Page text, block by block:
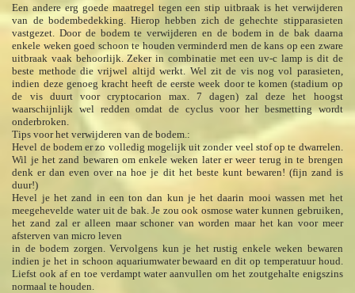
Een andere erg goede maatregel tegen een stip uitbraak is het verwijderen
van de bodembedekking. Hierop hebben zich de gehechte stipparasieten
vastgezet. Door de bodem te verwijderen en de bodem in de bak daarna
enkele weken goed schoon te houden verminderd men de kans op een zware
uitbraak vaak behoorlijk. Zeker in combinatie met een uv-c lamp is dit de
beste methode die vrijwel altijd werkt. Wel zit de vis nog vol parasieten,
indien deze genoeg kracht heeft de eerste week door te komen (stadium op
de vis duurt voor cryptocarion max. 7 dagen) zal deze het hoogst
waarschijnlijk wel redden omdat de cyclus voor her besmetting wordt
onderbroken.
Tips voor het verwijderen van de bodem.:
Hevel de bodem er zo volledig mogelijk uit zonder veel stof op te dwarrelen.
Wil je het zand bewaren om enkele weken later er weer terug in te brengen
denk er dan even over na hoe je dit het beste kunt bewaren! (fijn zand is
duur!)
Hevel je het zand in een ton dan kun je het daarin mooi wassen met het
meegehevelde water uit de bak. Je zou ook osmose water kunnen gebruiken,
het zand zal er alleen maar schoner van worden maar het kan voor meer
afsterven van micro leven
in de bodem zorgen. Vervolgens kun je het rustig enkele weken bewaren
indien je het in schoon aquariumwater bewaard en dit op temperatuur houd.
Liefst ook af en toe verdampt water aanvullen om het zoutgehalte enigszins
normaal te houden.